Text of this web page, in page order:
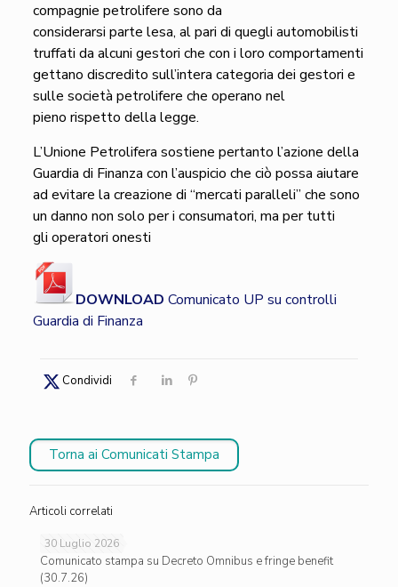
compagnie petrolifere sono da
considerarsi parte lesa, al pari di quegli automobilisti
truffati da alcuni gestori che con i loro comportamenti
gettano discredito sull’intera categoria dei gestori e
sulle società petrolifere che operano nel
pieno rispetto della legge.
L’Unione Petrolifera sostiene pertanto l’azione della
Guardia di Finanza con l’auspicio che ciò possa aiutare
ad evitare la creazione di “mercati paralleli” che sono
un danno non solo per i consumatori, ma per tutti
gli operatori onesti
DOWNLOAD Comunicato UP su controlli
Guardia di Finanza
Condividi
Torna ai Comunicati Stampa
Articoli correlati
30 Luglio 2026
Comunicato stampa su Decreto Omnibus e fringe benefit
(30.7.26)